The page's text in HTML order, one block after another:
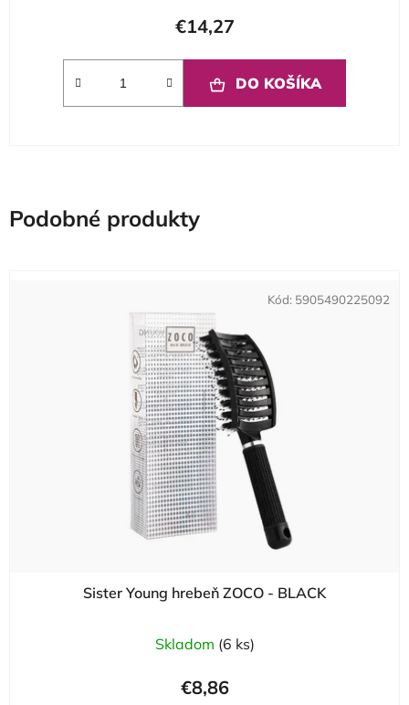
€14,27
DO KOŠÍKA
Podobné produkty
Sister Young hrebeň ZOCO - BLACK
Skladom (6 ks)
€8,86
Kód: 5905490225092